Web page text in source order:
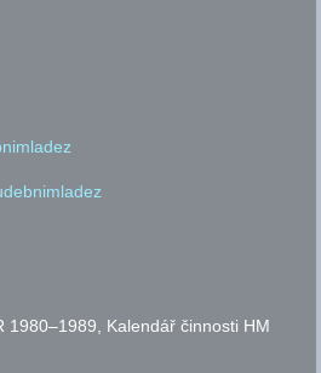
1980–1989, Kalendář činnosti HM